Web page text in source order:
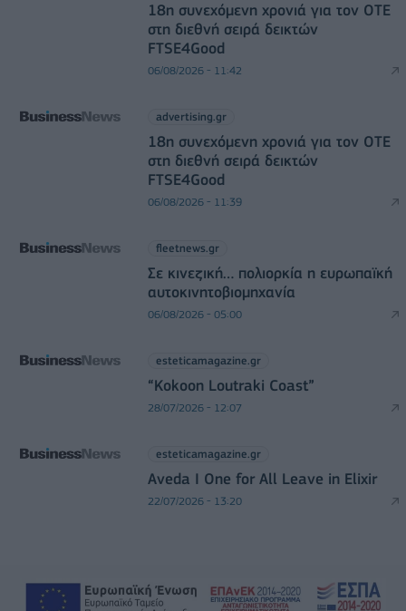
18η συνεχόμενη χρονιά για τον ΟΤΕ
στη διεθνή σειρά δεικτών
FTSE4Good
06/08/2026 - 11:42
advertising.gr
18η συνεχόμενη χρονιά για τον ΟΤΕ
στη διεθνή σειρά δεικτών
FTSE4Good
06/08/2026 - 11:39
fleetnews.gr
Σε κινεζική… πολιορκία η ευρωπαϊκή
αυτοκινητοβιομηχανία
06/08/2026 - 05:00
esteticamagazine.gr
“Kokoon Loutraki Coast”
28/07/2026 - 12:07
esteticamagazine.gr
Aveda I One for All Leave in Elixir
22/07/2026 - 13:20